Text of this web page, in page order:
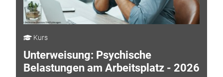
Kurs
Unterweisung: Psychische
Belastungen am Arbeitsplatz - 2026